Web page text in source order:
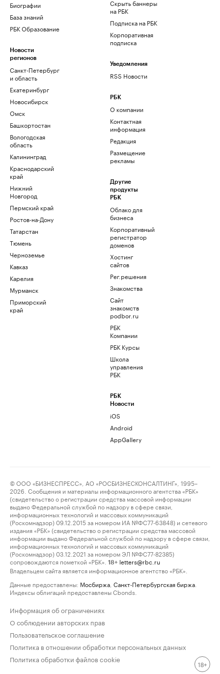
Биографии
База знаний
РБК Образование
Новости
регионов
Санкт-Петербург
и область
Екатеринбург
Новосибирск
Омск
Башкортостан
Вологодская
область
Калининград
Краснодарский
край
Нижний
Новгород
Пермский край
Ростов-на-Дону
Татарстан
Тюмень
Черноземье
Кавказ
Карелия
Мурманск
Приморский
край
Скрыть баннеры
на РБК
Подписка на РБК
Корпоративная
подписка
Уведомления
RSS Новости
РБК
О компании
Контактная
информация
Редакция
Размещение
рекламы
Другие
продукты
РБК
Облако для
бизнеса
Корпоративный
регистратор
доменов
Хостинг
сайтов
Рег.решения
Знакомства
Сайт
знакомств
podbor.ru
РБК
Компании
РБК Курсы
Школа
управления
РБК
РБК
Новости
iOS
Android
AppGallery
© ООО «БИЗНЕСПРЕСС», АО «РОСБИЗНЕСКОНСАЛТИНГ», 1995–
2026. Сообщения и материалы информационного агентства «РБК»
(свидетельство о регистрации средства массовой информации
выдано Федеральной службой по надзору в сфере связи,
информационных технологий и массовых коммуникаций
(Роскомнадзор) 09.12.2015 за номером ИА №ФС77-63848) и сетевого
издания «РБК» (свидетельство о регистрации средства массовой
информации выдано Федеральной службой по надзору в сфере связи,
информационных технологий и массовых коммуникаций
(Роскомнадзор) 03.12.2021 за номером ЭЛ №ФС77-82385)
сопровождаются пометкой «РБК».
18+ letters@rbc.ru
Владельцем сайта является информационное агентство «РБК».
Данные предоставлены: Мосбиржа Санкт-Петербургская биржа
Индексы облигаций предоставлены Cbonds.
Информация об ограничениях
О соблюдении авторских прав
Пользовательское соглашение
Политика в отношении обработки персональных данных
Политика обработки файлов cookie
18+